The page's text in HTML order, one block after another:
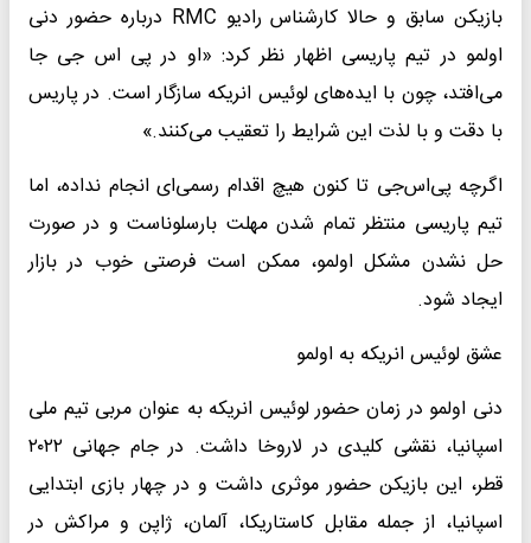
بازیکن سابق و حالا کارشناس رادیو RMC درباره حضور دنی
اولمو در تیم پاریسی اظهار نظر کرد: «او در پی اس جی جا
می‌افتد، چون با ایده‌های لوئیس انریکه سازگار است. در پاریس
با دقت و با لذت این شرایط را تعقیب می‌کنند.»
اگرچه پی‌اس‌جی تا کنون هیچ اقدام رسمی‌ای انجام نداده، اما
تیم پاریسی منتظر تمام شدن مهلت بارسلوناست و در صورت
حل نشدن مشکل اولمو، ممکن است فرصتی خوب در بازار
ایجاد شود.
عشق لوئیس انریکه به اولمو
دنی اولمو در زمان حضور لوئیس انریکه به عنوان مربی تیم ملی
اسپانیا، نقشی کلیدی در لاروخا داشت. در جام جهانی ۲۰۲۲
قطر، این بازیکن حضور موثری داشت و در چهار بازی ابتدایی
اسپانیا، از جمله مقابل کاستاریکا، آلمان، ژاپن و مراکش در